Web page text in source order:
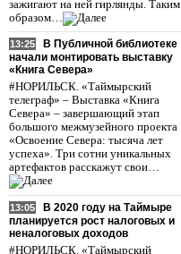
зажигают на ней гирлянды. Таким
образом…
13:25
В Публичной библиотеке
начали монтировать выставку
«Книга Севера»
#НОРИЛЬСК. «Таймырский
телеграф» – Выставка «Книга
Севера» – завершающий этап
большого межмузейного проекта
«Освоение Севера: тысяча лет
успеха». Три сотни уникальных
артефактов расскажут свои…
13:05
В 2020 году на Таймыре
планируется рост налоговых и
неналоговых доходов
#НОРИЛЬСК. «Таймырский